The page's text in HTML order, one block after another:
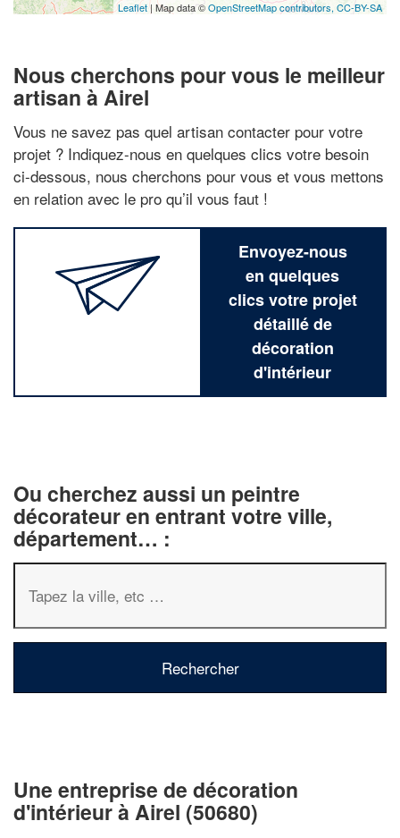
Leaflet| Map data ©OpenStreetMap contributors, CC-BY-SA
Nous cherchons pour vous le meilleur
artisan à Airel
Vous ne savez pas quel artisan contacter pour votre
projet ? Indiquez-nous en quelques clics votre besoin
ci-dessous, nous cherchons pour vous et vous mettons
en relation avec le pro qu’il vous faut !
Envoyez-nous
en quelques
clics votre projet
détaillé de
décoration
d'intérieur
Ou cherchez aussi un peintre
décorateur en entrant votre ville,
département… :
Une entreprise de décoration
d'intérieur à Airel (50680)
Vous êtes un
professionnel ?
nouveaux clients!